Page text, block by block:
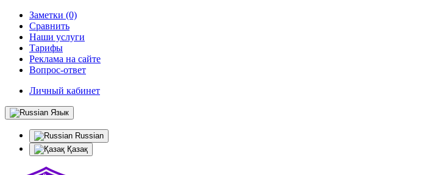
Заметки (0)
Сравнить
Наши услуги
Тарифы
Реклама на сайте
Вопрос-ответ
Личный кабинет
Язык
Russian
Қазақ